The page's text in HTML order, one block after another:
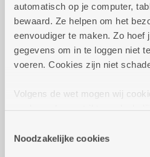
automatisch op je computer,
bewaard. Ze helpen om het
eenvoudiger te maken. Zo hoef
gegevens om in te loggen niet
voeren. Cookies zijn niet
Volgens de wet mogen wij
cookies hebben we jouw
cookies worden geplaatst door
Noodzakelijke cookies
vrijdag 25 september
2026
6 euro
2600 Berchem